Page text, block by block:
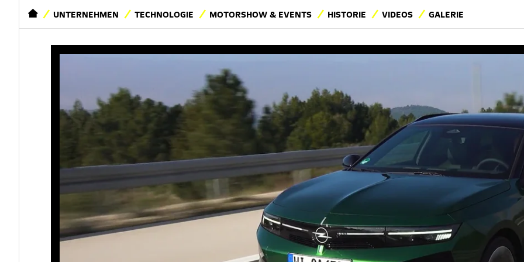
STARTSEITEUNTERNEHMEN TECHNOLOGIE MOTORSHOW & EVENTS HISTORIE VIDEOS GALERIE